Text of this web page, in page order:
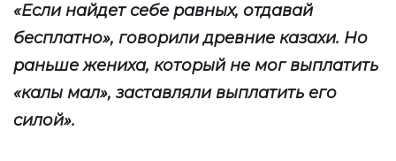
«Если найдет себе равных, отдавай
бесплатно», говорили древние казахи. Но
раньше жениха, который не мог выплатить
«калы мал», заставляли выплатить его
силой».